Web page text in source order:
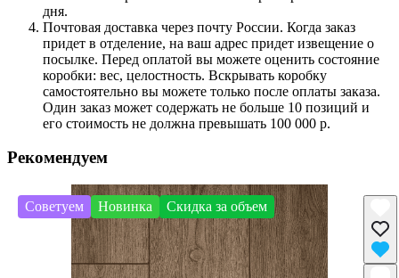
дня.
Почтовая доставка через почту России. Когда заказ
придет в отделение, на ваш адрес придет извещение о
посылке. Перед оплатой вы можете оценить состояние
коробки: вес, целостность. Вскрывать коробку
самостоятельно вы можете только после оплаты заказа.
Один заказ может содержать не больше 10 позиций и
его стоимость не должна превышать 100 000 р.
Рекомендуем
Советуем Новинка Скидка за объем